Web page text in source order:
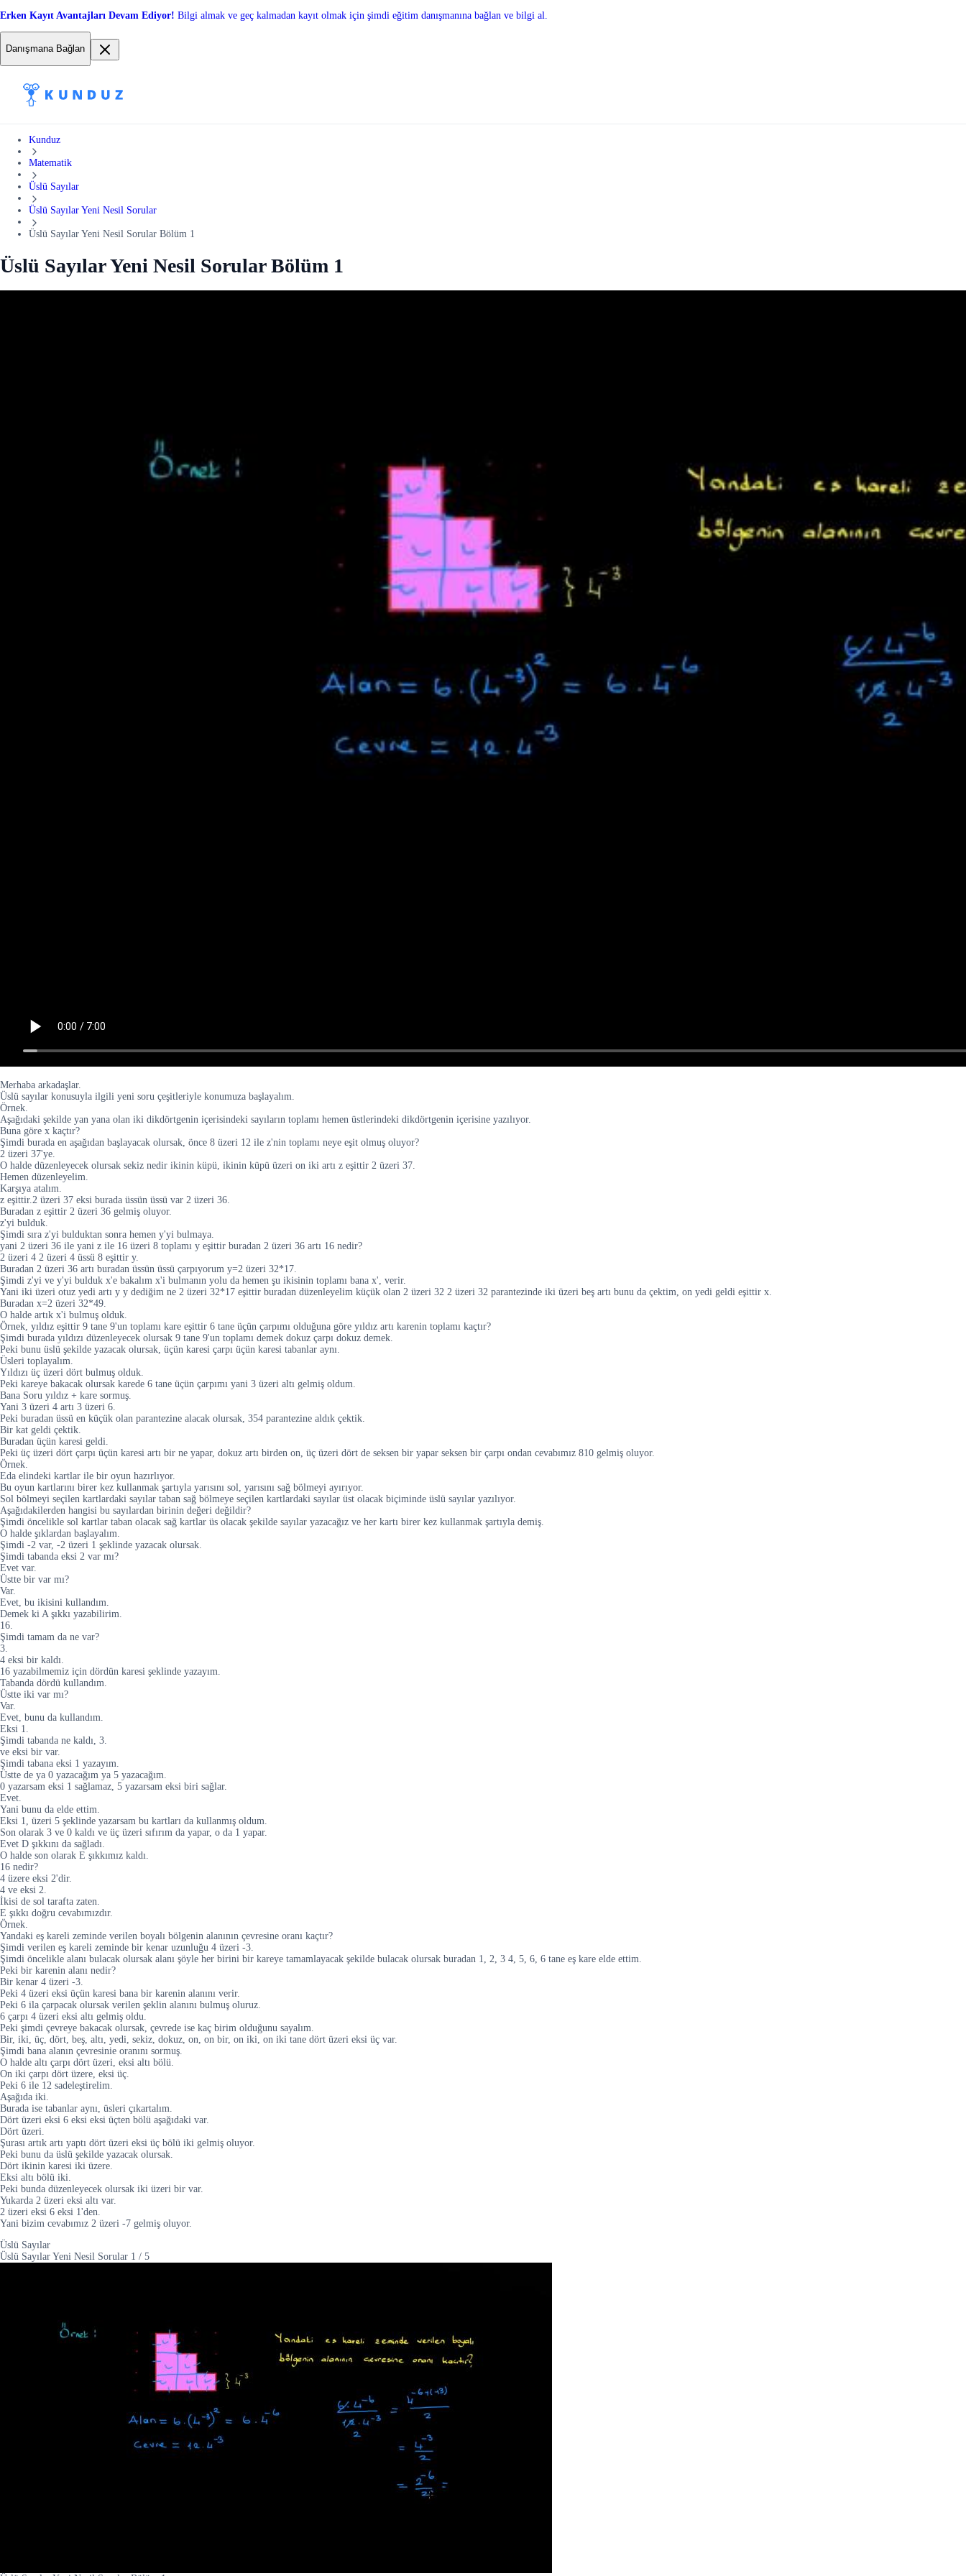
Erken Kayıt Avantajları Devam Ediyor! Bilgi almak ve geç kalmadan kayıt olmak için şimdi eğitim danışmanına bağlan ve bilgi al.
Danışmana Bağlan
Kunduz
Matematik
Üslü Sayılar
Üslü Sayılar Yeni Nesil Sorular
Üslü Sayılar Yeni Nesil Sorular Bölüm 1
Üslü Sayılar Yeni Nesil Sorular Bölüm 1
Merhaba arkadaşlar.
Üslü sayılar konusuyla ilgili yeni soru çeşitleriyle konumuza başlayalım.
Örnek.
Aşağıdaki şekilde yan yana olan iki dikdörtgenin içerisindeki sayıların toplamı hemen üstlerindeki dikdörtgenin içerisine yazılıyor.
Buna göre x kaçtır?
Şimdi burada en aşağıdan başlayacak olursak, önce 8 üzeri 12 ile z'nin toplamı neye eşit olmuş oluyor?
2 üzeri 37'ye.
O halde düzenleyecek olursak sekiz nedir ikinin küpü, ikinin küpü üzeri on iki artı z eşittir 2 üzeri 37.
Hemen düzenleyelim.
Karşıya atalım.
z eşittir.2 üzeri 37 eksi burada üssün üssü var 2 üzeri 36.
Buradan z eşittir 2 üzeri 36 gelmiş oluyor.
z'yi bulduk.
Şimdi sıra z'yi bulduktan sonra hemen y'yi bulmaya.
yani 2 üzeri 36 ile yani z ile 16 üzeri 8 toplamı y eşittir buradan 2 üzeri 36 artı 16 nedir?
2 üzeri 4 2 üzeri 4 üssü 8 eşittir y.
Buradan 2 üzeri 36 artı buradan üssün üssü çarpıyorum y=2 üzeri 32*17.
Şimdi z'yi ve y'yi bulduk x'e bakalım x'i bulmanın yolu da hemen şu ikisinin toplamı bana x', verir.
Yani iki üzeri otuz yedi artı y y dediğim ne 2 üzeri 32*17 eşittir buradan düzenleyelim küçük olan 2 üzeri 32 2 üzeri 32 parantezinde iki üzeri beş artı bunu da çektim, on yedi geldi eşittir x.
Buradan x=2 üzeri 32*49.
O halde artık x'i bulmuş olduk.
Örnek, yıldız eşittir 9 tane 9'un toplamı kare eşittir 6 tane üçün çarpımı olduğuna göre yıldız artı karenin toplamı kaçtır?
Şimdi burada yıldızı düzenleyecek olursak 9 tane 9'un toplamı demek dokuz çarpı dokuz demek.
Peki bunu üslü şekilde yazacak olursak, üçün karesi çarpı üçün karesi tabanlar aynı.
Üsleri toplayalım.
Yıldızı üç üzeri dört bulmuş olduk.
Peki kareye bakacak olursak karede 6 tane üçün çarpımı yani 3 üzeri altı gelmiş oldum.
Bana Soru yıldız + kare sormuş.
Yani 3 üzeri 4 artı 3 üzeri 6.
Peki buradan üssü en küçük olan parantezine alacak olursak, 354 parantezine aldık çektik.
Bir kat geldi çektik.
Buradan üçün karesi geldi.
Peki üç üzeri dört çarpı üçün karesi artı bir ne yapar, dokuz artı birden on, üç üzeri dört de seksen bir yapar seksen bir çarpı ondan cevabımız 810 gelmiş oluyor.
Örnek.
Eda elindeki kartlar ile bir oyun hazırlıyor.
Bu oyun kartlarını birer kez kullanmak şartıyla yarısını sol, yarısını sağ bölmeyi ayırıyor.
Sol bölmeyi seçilen kartlardaki sayılar taban sağ bölmeye seçilen kartlardaki sayılar üst olacak biçiminde üslü sayılar yazılıyor.
Aşağıdakilerden hangisi bu sayılardan birinin değeri değildir?
Şimdi öncelikle sol kartlar taban olacak sağ kartlar üs olacak şekilde sayılar yazacağız ve her kartı birer kez kullanmak şartıyla demiş.
O halde şıklardan başlayalım.
Şimdi -2 var, -2 üzeri 1 şeklinde yazacak olursak.
Şimdi tabanda eksi 2 var mı?
Evet var.
Üstte bir var mı?
Var.
Evet, bu ikisini kullandım.
Demek ki A şıkkı yazabilirim.
16.
Şimdi tamam da ne var?
3.
4 eksi bir kaldı.
16 yazabilmemiz için dördün karesi şeklinde yazayım.
Tabanda dördü kullandım.
Üstte iki var mı?
Var.
Evet, bunu da kullandım.
Eksi 1.
Şimdi tabanda ne kaldı, 3.
ve eksi bir var.
Şimdi tabana eksi 1 yazayım.
Üstte de ya 0 yazacağım ya 5 yazacağım.
0 yazarsam eksi 1 sağlamaz, 5 yazarsam eksi biri sağlar.
Evet.
Yani bunu da elde ettim.
Eksi 1, üzeri 5 şeklinde yazarsam bu kartları da kullanmış oldum.
Son olarak 3 ve 0 kaldı ve üç üzeri sıfırım da yapar, o da 1 yapar.
Evet D şıkkını da sağladı.
O halde son olarak E şıkkımız kaldı.
16 nedir?
4 üzere eksi 2'dir.
4 ve eksi 2.
İkisi de sol tarafta zaten.
E şıkkı doğru cevabımızdır.
Örnek.
Yandaki eş kareli zeminde verilen boyalı bölgenin alanının çevresine oranı kaçtır?
Şimdi verilen eş kareli zeminde bir kenar uzunluğu 4 üzeri -3.
Şimdi öncelikle alanı bulacak olursak alanı şöyle her birini bir kareye tamamlayacak şekilde bulacak olursak buradan 1, 2, 3 4, 5, 6, 6 tane eş kare elde ettim.
Peki bir karenin alanı nedir?
Bir kenar 4 üzeri -3.
Peki 4 üzeri eksi üçün karesi bana bir karenin alanını verir.
Peki 6 ila çarpacak olursak verilen şeklin alanını bulmuş oluruz.
6 çarpı 4 üzeri eksi altı gelmiş oldu.
Peki şimdi çevreye bakacak olursak, çevrede ise kaç birim olduğunu sayalım.
Bir, iki, üç, dört, beş, altı, yedi, sekiz, dokuz, on, on bir, on iki, on iki tane dört üzeri eksi üç var.
Şimdi bana alanın çevresinie oranını sormuş.
O halde altı çarpı dört üzeri, eksi altı bölü.
On iki çarpı dört üzere, eksi üç.
Peki 6 ile 12 sadeleştirelim.
Aşağıda iki.
Burada ise tabanlar aynı, üsleri çıkartalım.
Dört üzeri eksi 6 eksi eksi üçten bölü aşağıdaki var.
Dört üzeri.
Şurası artık artı yaptı dört üzeri eksi üç bölü iki gelmiş oluyor.
Peki bunu da üslü şekilde yazacak olursak.
Dört ikinin karesi iki üzere.
Eksi altı bölü iki.
Peki bunda düzenleyecek olursak iki üzeri bir var.
Yukarda 2 üzeri eksi altı var.
2 üzeri eksi 6 eksi 1'den.
Yani bizim cevabımız 2 üzeri -7 gelmiş oluyor.
Üslü Sayılar
Üslü Sayılar Yeni Nesil Sorular 1 / 5